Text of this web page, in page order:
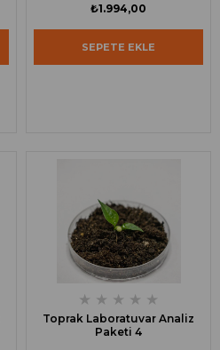
₺1.994,00
SEPETE EKLE
★ ★ ★ ★ ★
Toprak Laboratuvar Analiz
Paketi 4